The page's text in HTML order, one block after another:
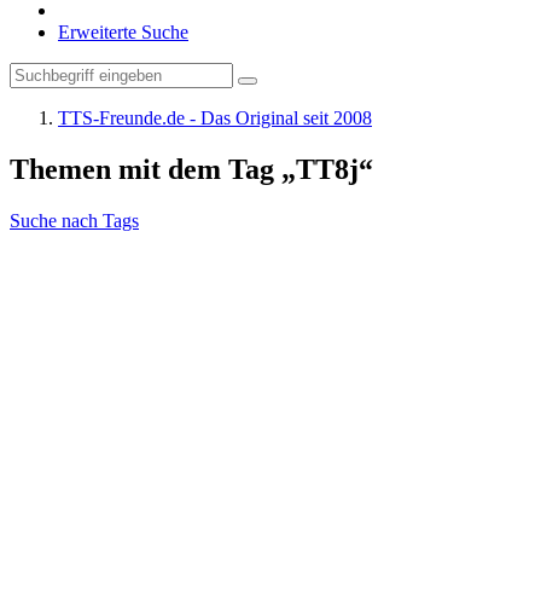
Erweiterte Suche
TTS-Freunde.de - Das Original seit 2008
Themen mit dem Tag „TT8j“
Suche nach Tags